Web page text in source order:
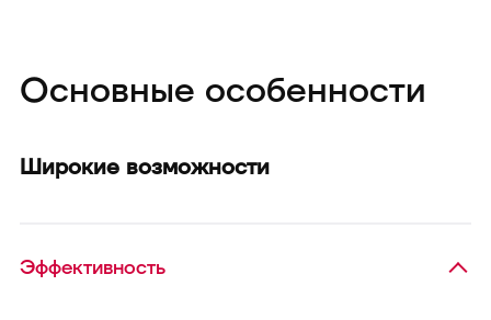
Основные особенности
Широкие возможности
Эффективность